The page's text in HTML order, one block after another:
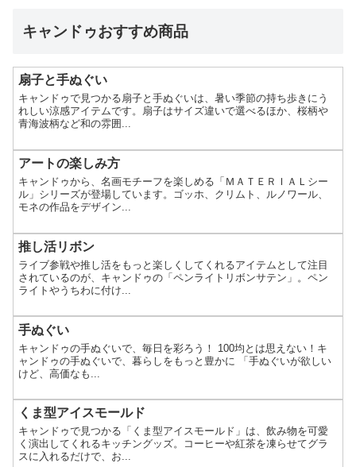
キャンドゥおすすめ商品
扇子と手ぬぐい
キャンドゥで見つかる扇子と手ぬぐいは、暑い季節の持ち歩きにう
れしい涼感アイテムです。扇子はサイズ違いで選べるほか、桜柄や
青海波柄など和の雰囲...
アートの楽しみ方
キャンドゥから、名画モチーフを楽しめる「ＭＡＴＥＲＩＡＬシー
ル」シリーズが登場しています。ゴッホ、クリムト、ルノワール、
モネの作品をデザイン...
推し活リボン
ライブ参戦や推し活をもっと楽しくしてくれるアイテムとして注目
されているのが、キャンドゥの「ペンライトリボンサテン」。ペン
ライトやうちわに付け...
手ぬぐい
キャンドゥの手ぬぐいで、毎日を彩ろう！ 100均とは思えない！キ
ャンドゥの手ぬぐいで、暮らしをもっと豊かに 「手ぬぐいが欲しい
けど、高価なも...
くま型アイスモールド
キャンドゥで見つかる「くま型アイスモールド」は、飲み物を可愛
く演出してくれるキッチングッズ。コーヒーや紅茶を凍らせてグラ
スに入れるだけで、お...